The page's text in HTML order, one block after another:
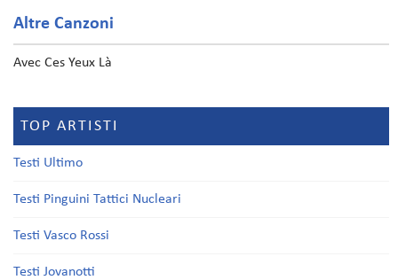
Altre Canzoni
Avec Ces Yeux Là
TOP ARTISTI
Testi Ultimo
Testi Pinguini Tattici Nucleari
Testi Vasco Rossi
Testi Jovanotti